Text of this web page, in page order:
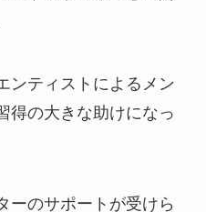
ンティストによるメン
得の大きな助けになっ
ーのサポートが受けら